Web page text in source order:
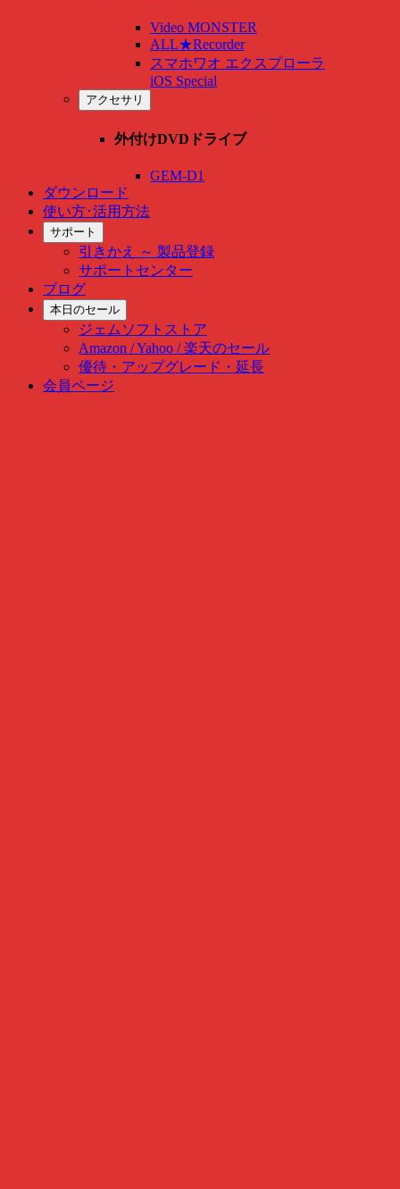
Video MONSTER
ALL★Recorder
スマホワオ エクスプローラ
iOS Special
アクセサリ
外付けDVDドライブ
GEM-D1
ダウンロード
使い方･活用方法
サポート
引きかえ ～ 製品登録
サポートセンター
ブログ
本日のセール
ジェムソフトストア
Amazon / Yahoo / 楽天のセール
優待・アップグレード・延長
会員ページ